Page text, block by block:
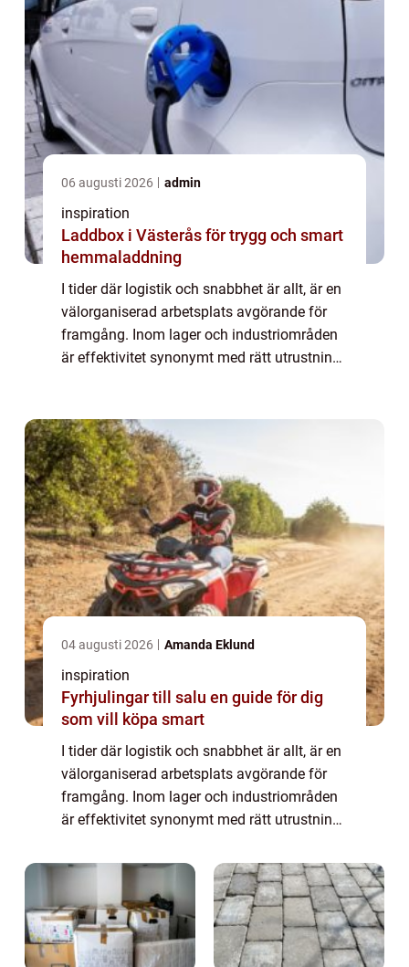
06 augusti 2026 admin
inspiration
Laddbox i Västerås för trygg och smart
hemmaladdning
I tider där logistik och snabbhet är allt, är en
välorganiserad arbetsplats avgörande för
framgång. Inom lager och industriområden
är effektivitet synonymt med rätt utrustning
04 augusti 2026 Amanda Eklund
inspiration
Fyrhjulingar till salu en guide för dig
som vill köpa smart
I tider där logistik och snabbhet är allt, är en
välorganiserad arbetsplats avgörande för
framgång. Inom lager och industriområden
är effektivitet synonymt med rätt utrustning